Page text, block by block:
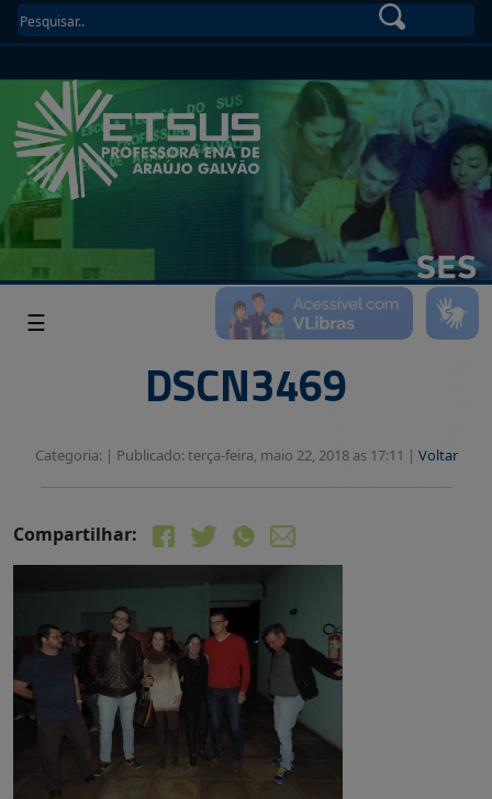
☰
DSCN3469
Categoria: | Publicado: terça-feira, maio 22, 2018 as 17:11 | Voltar
Compartilhar: